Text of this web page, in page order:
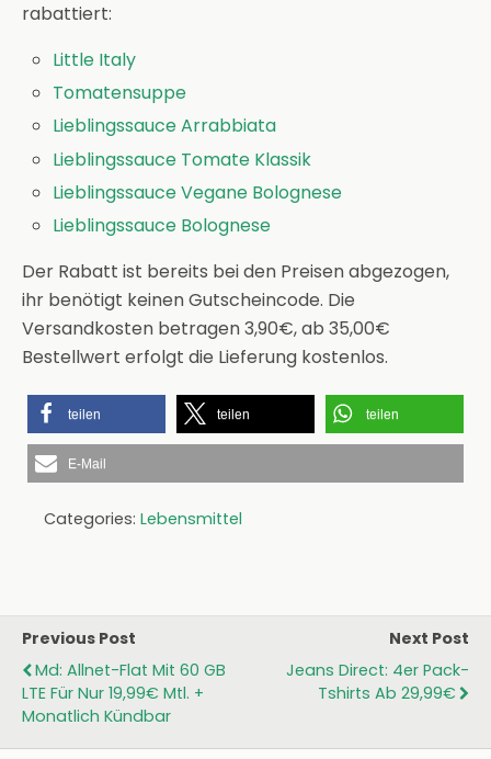
rabattiert:
Little Italy
Tomatensuppe
Lieblingssauce Arrabbiata
Lieblingssauce Tomate Klassik
Lieblingssauce Vegane Bolognese
Lieblingssauce Bolognese
Der Rabatt ist bereits bei den Preisen abgezogen,
ihr benötigt keinen Gutscheincode. Die
Versandkosten betragen 3,90€, ab 35,00€
Bestellwert erfolgt die Lieferung kostenlos.
teilen teilen teilen
E-Mail
Categories: Lebensmittel
Previous Post
Md: Allnet-Flat Mit 60 GB
LTE Für Nur 19,99€ Mtl. +
Monatlich Kündbar
Next Post
Jeans Direct: 4er Pack-
Tshirts Ab 29,99€